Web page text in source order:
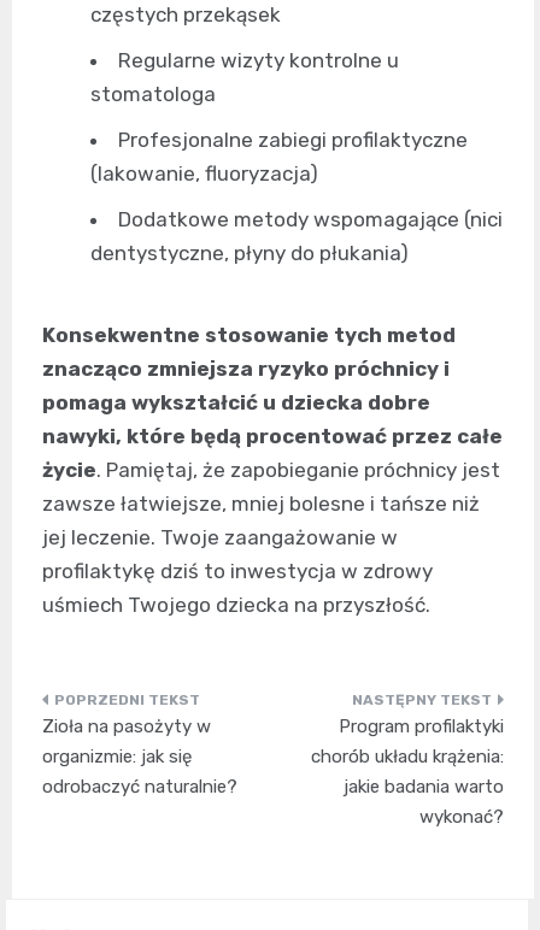
częstych przekąsek
Regularne wizyty kontrolne u
stomatologa
Profesjonalne zabiegi profilaktyczne
(lakowanie, fluoryzacja)
Dodatkowe metody wspomagające (nici
dentystyczne, płyny do płukania)
Konsekwentne stosowanie tych metod
znacząco zmniejsza ryzyko próchnicy i
pomaga wykształcić u dziecka dobre
nawyki, które będą procentować przez całe
życie. Pamiętaj, że zapobieganie próchnicy jest
zawsze łatwiejsze, mniej bolesne i tańsze niż
jej leczenie. Twoje zaangażowanie w
profilaktykę dziś to inwestycja w zdrowy
uśmiech Twojego dziecka na przyszłość.
Nawigacja
wpisu
Zioła na pasożyty w
organizmie: jak się
odrobaczyć naturalnie?
Program profilaktyki
chorób układu krążenia:
jakie badania warto
wykonać?